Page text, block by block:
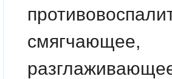
смягчающее,